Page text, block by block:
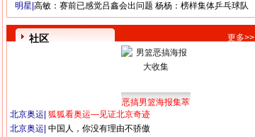
明星| 高敏：赛前已感觉吕鑫会出问题 杨杨：榜样集体乒乓球队
社区 更多>>
恶搞男篮海报集萃
北京奥运 狐狐看奥运—见证北京奇迹
北京奥运 中国人，你没有理由不骄傲